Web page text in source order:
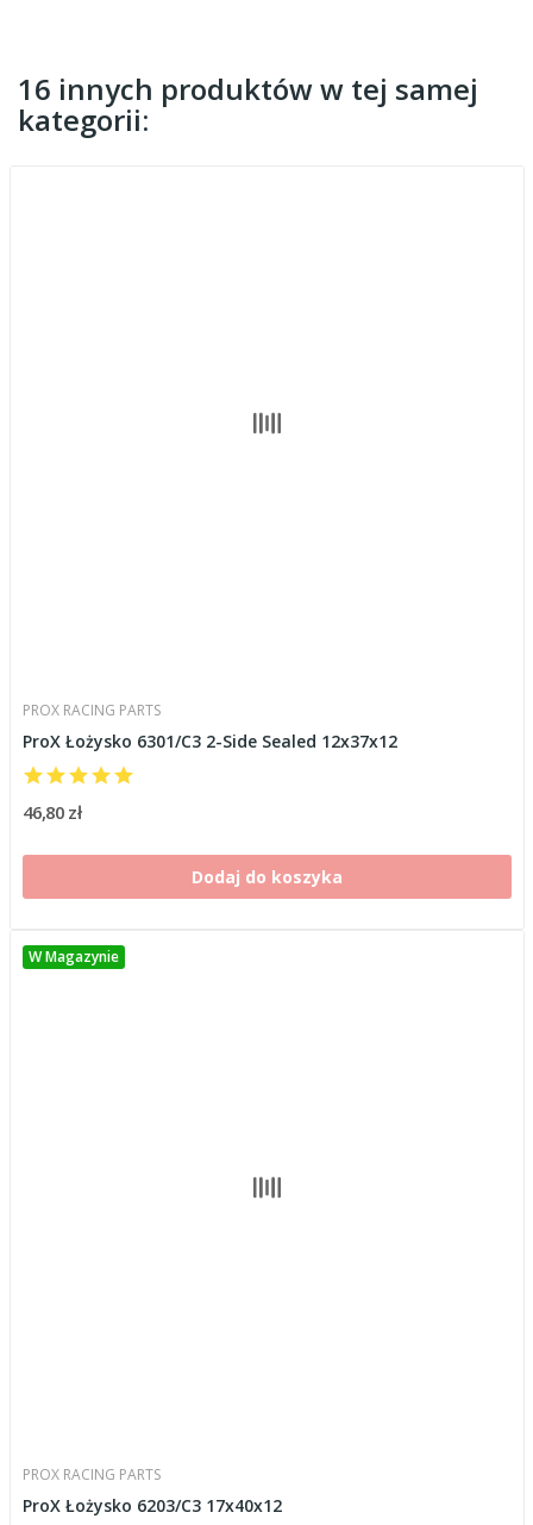
16 innych produktów w tej samej
kategorii:
PROX RACING PARTS
ProX Łożysko 6301/C3 2-Side Sealed 12x37x12
46,80 zł
Dodaj do koszyka
W Magazynie
PROX RACING PARTS
ProX Łożysko 6203/C3 17x40x12